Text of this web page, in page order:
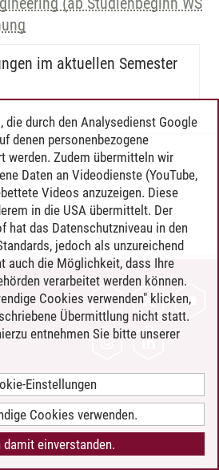
im aktuellen Semester
die durch den Analysedienst Google
denen personenbezogene
werden. Zudem übermitteln wir
Daten an Videodienste (YouTube,
Videos anzuzeigen. Diese
in die USA übermittelt. Der
hat das Datenschutzniveau in den
jedoch als unzureichend
auch die Möglichkeit, dass Ihre
verarbeitet werden können.
Cookies verwenden" klicken,
Übermittlung nicht statt.
entnehmen Sie bitte unserer
Einstellungen
Cookies verwenden.
damit einverstanden.